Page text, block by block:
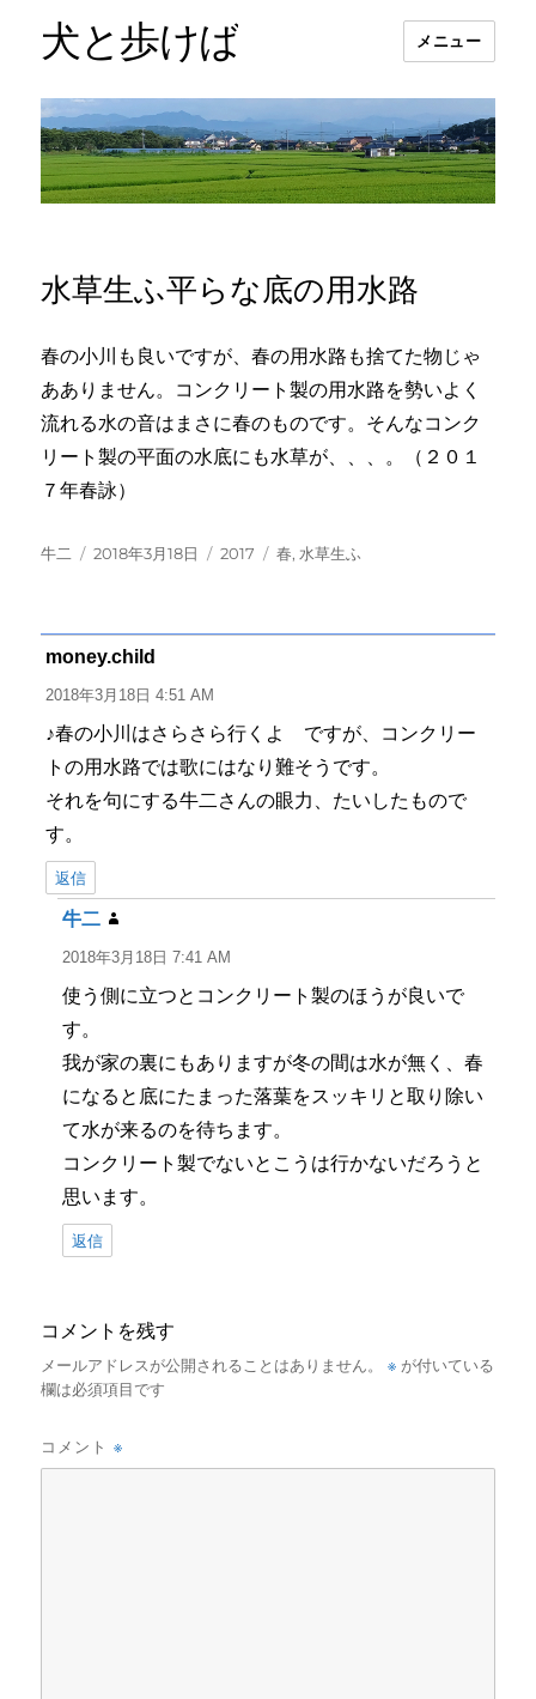
犬と歩けば メニュー
水草生ふ平らな底の用水路
春の小川も良いですが、春の用水路も捨てた物じゃ
あありません。コンクリート製の用水路を勢いよく
流れる水の音はまさに春のものです。そんなコンク
リート製の平面の水底にも水草が、、、。（２０１
７年春詠）
投
牛二
投
2018年3月18日
カ
2017
タ
春,水草生ふ
money.child
り:
2018年3月18日 4:51 AM
♪春の小川はさらさら行くよ ですが、コンクリー
トの用水路では歌にはなり難そうです。
それを句にする牛二さんの眼力、たいしたもので
す。
返信
牛二
り:
2018年3月18日 7:41 AM
使う側に立つとコンクリート製のほうが良いで
す。
我が家の裏にもありますが冬の間は水が無く、春
になると底にたまった落葉をスッキリと取り除い
て水が来るのを待ちます。
コンクリート製でないとこうは行かないだろうと
思います。
返信
コメントを残す
メールアドレスが公開されることはありません。 ※ が付いている
欄は必須項目です
コメント※